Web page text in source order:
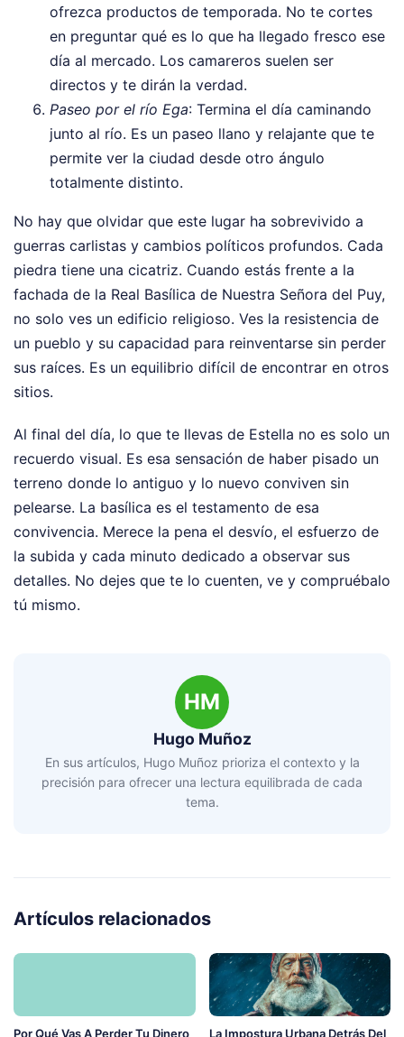
ofrezca productos de temporada. No te cortes
en preguntar qué es lo que ha llegado fresco ese
día al mercado. Los camareros suelen ser
directos y te dirán la verdad.
Paseo por el río Ega: Termina el día caminando
junto al río. Es un paseo llano y relajante que te
permite ver la ciudad desde otro ángulo
totalmente distinto.
No hay que olvidar que este lugar ha sobrevivido a
guerras carlistas y cambios políticos profundos. Cada
piedra tiene una cicatriz. Cuando estás frente a la
fachada de la Real Basílica de Nuestra Señora del Puy,
no solo ves un edificio religioso. Ves la resistencia de
un pueblo y su capacidad para reinventarse sin perder
sus raíces. Es un equilibrio difícil de encontrar en otros
sitios.
Al final del día, lo que te llevas de Estella no es solo un
recuerdo visual. Es esa sensación de haber pisado un
terreno donde lo antiguo y lo nuevo conviven sin
pelearse. La basílica es el testamento de esa
convivencia. Merece la pena el desvío, el esfuerzo de
la subida y cada minuto dedicado a observar sus
detalles. No dejes que te lo cuenten, ve y compruébalo
tú mismo.
HM
Hugo Muñoz
En sus artículos, Hugo Muñoz prioriza el contexto y la
precisión para ofrecer una lectura equilibrada de cada
tema.
Artículos relacionados
Por Qué Vas A Perder Tu Dinero La Impostura Urbana Detrás Del